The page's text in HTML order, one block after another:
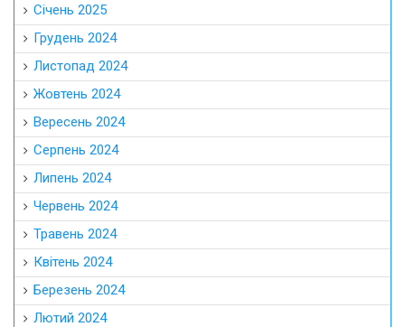
Січень 2025
Грудень 2024
Листопад 2024
Жовтень 2024
Вересень 2024
Серпень 2024
Липень 2024
Червень 2024
Травень 2024
Квітень 2024
Березень 2024
Лютий 2024